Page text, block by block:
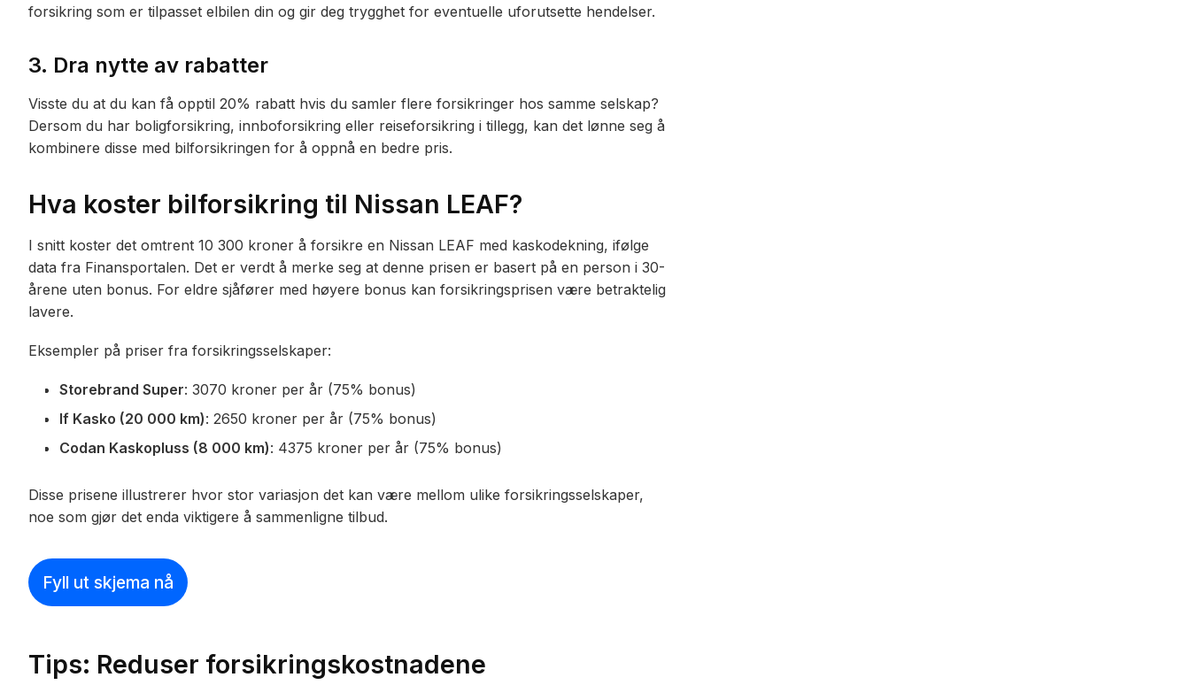
forsikring som er tilpasset elbilen din og gir deg trygghet for eventuelle uforutsette hendelser.
3. Dra nytte av rabatter
Visste du at du kan få opptil 20% rabatt hvis du samler flere forsikringer hos samme selskap?
Dersom du har boligforsikring, innboforsikring eller reiseforsikring i tillegg, kan det lønne seg å
kombinere disse med bilforsikringen for å oppnå en bedre pris.
Hva koster bilforsikring til Nissan LEAF?
I snitt koster det omtrent 10 300 kroner å forsikre en Nissan LEAF med kaskodekning, ifølge
data fra Finansportalen. Det er verdt å merke seg at denne prisen er basert på en person i 30-
årene uten bonus. For eldre sjåfører med høyere bonus kan forsikringsprisen være betraktelig
lavere.
Eksempler på priser fra forsikringsselskaper:
Storebrand Super: 3070 kroner per år (75% bonus)
If Kasko (20 000 km): 2650 kroner per år (75% bonus)
Codan Kaskopluss (8 000 km): 4375 kroner per år (75% bonus)
Disse prisene illustrerer hvor stor variasjon det kan være mellom ulike forsikringsselskaper,
noe som gjør det enda viktigere å sammenligne tilbud.
Fyll ut skjema nå
Tips: Reduser forsikringskostnadene